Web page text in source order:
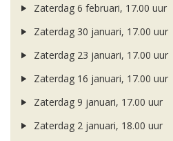
Zaterdag 6 februari, 17.00 uur
Zaterdag 30 januari, 17.00 uur
Zaterdag 23 januari, 17.00 uur
Zaterdag 16 januari, 17.00 uur
Zaterdag 9 januari, 17.00 uur
Zaterdag 2 januari, 18.00 uur